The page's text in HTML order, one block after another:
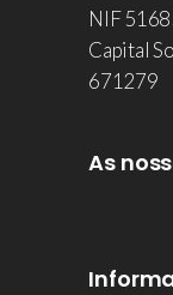
NIF
Capital
671279
As